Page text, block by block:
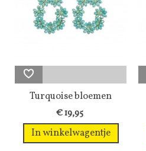
Turquoise bloemen
oorhangers van...
€ 19,95
In winkelwagentje